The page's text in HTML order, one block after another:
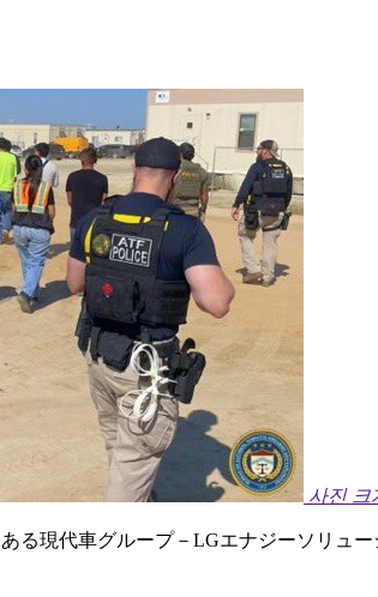
사진 크
る現代車グループ－LGエナジーソリュ